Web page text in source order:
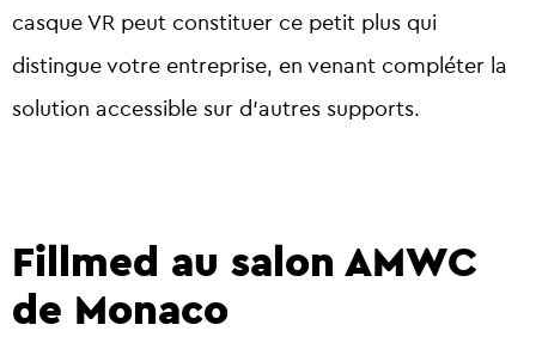
casque VR peut constituer ce petit plus qui
distingue votre entreprise, en venant compléter la
solution accessible sur d’autres supports.
Fillmed au salon AMWC
de Monaco